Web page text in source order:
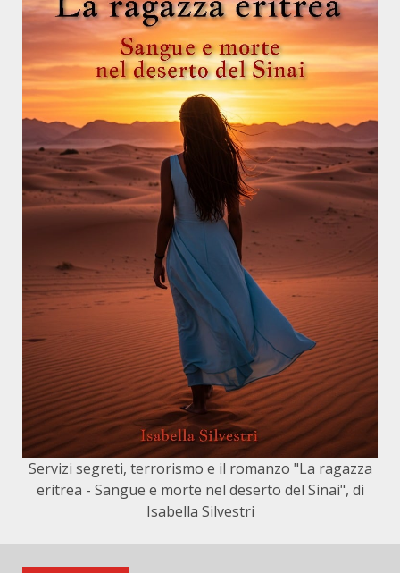
Servizi segreti, terrorismo e il romanzo "La ragazza
eritrea - Sangue e morte nel deserto del Sinai", di
Isabella Silvestri